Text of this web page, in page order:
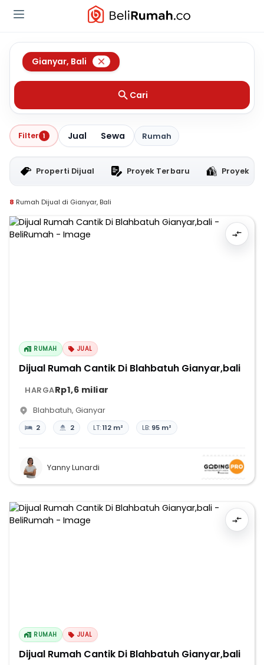
Gianyar, Bali
Cari
Filter 1 Jual Sewa Rumah
Properti Dijual Proyek Terbaru Proyek
8 Rumah Dijual di Gianyar, Bali
RUMAH JUAL
Dijual Rumah Cantik Di Blahbatuh Gianyar,bali
HARGARp1,6 miliar
Blahbatuh, Gianyar
2 2 LT:112 m² LB: 95 m²
Yanny Lunardi
RUMAH JUAL
Dijual Rumah Cantik Di Blahbatuh Gianyar,bali